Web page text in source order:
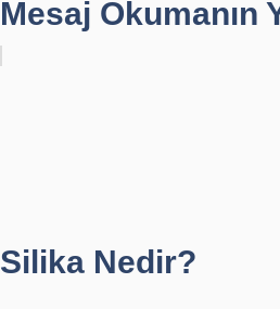
Mesaj Okumanın
Silika Nedir?